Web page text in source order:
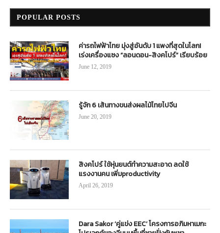
POPULAR POSTS
ค่ารถไฟฟ้าไทย มุ่งสู่อันดับ 1 แพงที่สุดในโลก!
เร่งเครื่องแซง “ลอนดอน-สิงคโปร์” เรียบร้อย
June 12, 2019
รู้จัก 6 เส้นทางขนส่งผลไม้ไทยไปจีน
June 20, 2019
สิงคโปร์ ใช้หุ่นยนต์ทำความสะอาด ลดใช้
แรงงานคน เพิ่มproductivity
April 26, 2019
Dara Sakor ‘คู่แข่ง EEC’ โครงการอภิมหาเมกะ